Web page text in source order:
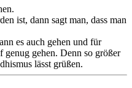
ist, dann sagt man, dass man
es auch gehen und für
gehen. Denn so größer
lässt grüßen.